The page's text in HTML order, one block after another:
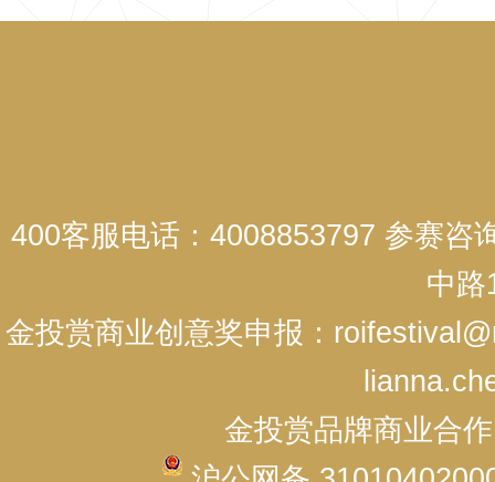
400客服电话：4008853797 参赛咨
中路
金投赏商业创意奖申报：
金投赏品牌商业合